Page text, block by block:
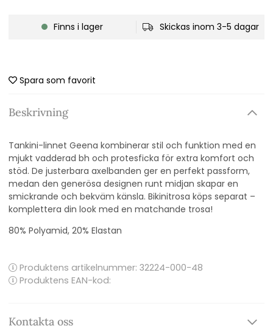
Finns i lager Skickas inom 3-5 dagar
Spara som favorit
Beskrivning
Tankini-linnet Geena kombinerar stil och funktion med en
mjukt vadderad bh och protesficka för extra komfort och
stöd. De justerbara axelbanden ger en perfekt passform,
medan den generösa designen runt midjan skapar en
smickrande och bekväm känsla. Bikinitrosa köps separat –
komplettera din look med en matchande trosa!
80% Polyamid, 20% Elastan
Produktens artikelnummer: 32224-000-48
Produktens EAN-kod:
Kontakta oss